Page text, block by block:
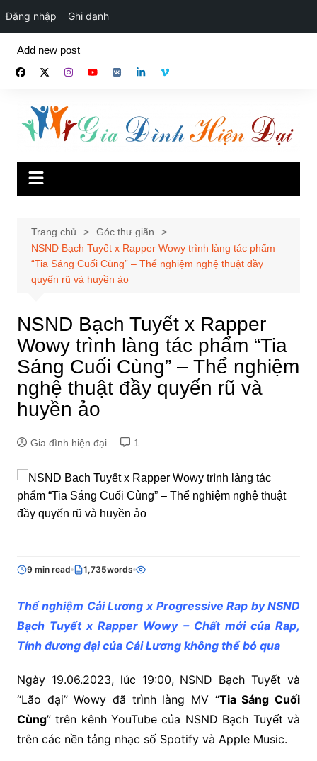
Đăng nhập Ghi danh
phần
Add new post
Trang chủ
Góc thư giãn
NSND Bạch Tuyết x Rapper Wowy trình làng tác phẩm
“Tia Sáng Cuối Cùng” – Thể nghiệm nghệ thuật đầy
quyến rũ và huyền ảo
NSND Bạch Tuyết x Rapper
Wowy trình làng tác phẩm “Tia
Sáng Cuối Cùng” – Thể nghiệm
nghệ thuật đầy quyến rũ và
huyền ảo
Gia đình hiện đại 1
9 min read 1,735words
Thể nghiệm Cải Lương x Progressive Rap by NSND
Bạch Tuyết x Rapper Wowy – Chất mới của Rap,
Tính đương đại của Cải Lương không thể bỏ qua
Ngày 19.06.2023, lúc 19:00, NSND Bạch Tuyết và
“Lão đại” Wowy đã trình làng MV “Tia Sáng Cuối
Cùng” trên kênh YouTube của NSND Bạch Tuyết và
trên các nền tảng nhạc số Spotify và Apple Music.